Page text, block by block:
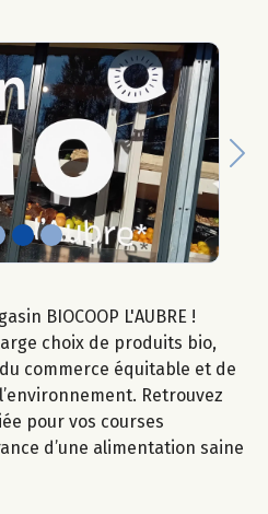
BIOCOOP L'AUBRE !
choix de produits bio,
commerce équitable et de
Retrouvez
pour vos courses
d’une alimentation saine